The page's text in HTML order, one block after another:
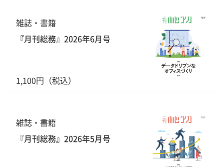
雑誌・書籍
『月刊総務』2026年6月号
1,100円（税込）
雑誌・書籍
『月刊総務』2026年5月号